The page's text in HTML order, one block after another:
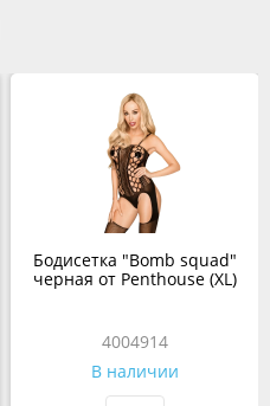
Бодисетка "Bomb squad"
черная от Penthouse (XL)
4004914
В наличии